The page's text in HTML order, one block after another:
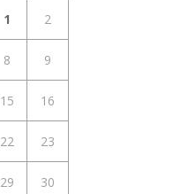
1 2
8 9
15 16
22 23
29 30